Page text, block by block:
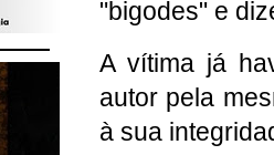
"bigodes" e
A vítima já
autor pela
à sua